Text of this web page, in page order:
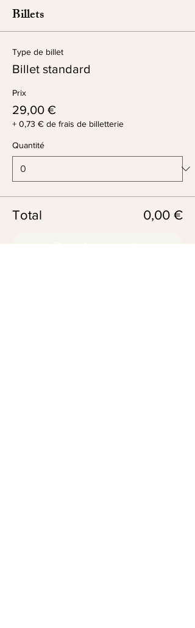
Billets
Type de billet
Billet standard
Prix
29,00 €
+ 0,73 € de frais de billetterie
Quantité
Total 0,00 €